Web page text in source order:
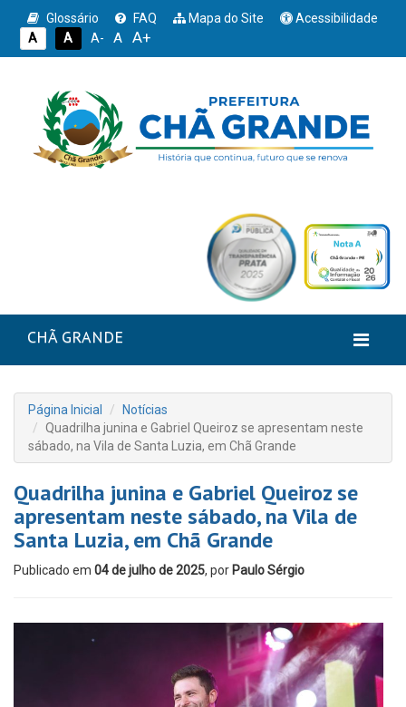
Glossário FAQ Mapa do Site
Acessibilidade
A
A A- A A+
CHÃ GRANDE
Página Inicial
Notícias
Quadrilha junina e Gabriel Queiroz se apresentam neste
sábado, na Vila de Santa Luzia, em Chã Grande
Quadrilha junina e Gabriel Queiroz se
apresentam neste sábado, na Vila de
Santa Luzia, em Chã Grande
Publicado em 04 de julho de 2025, por Paulo Sérgio